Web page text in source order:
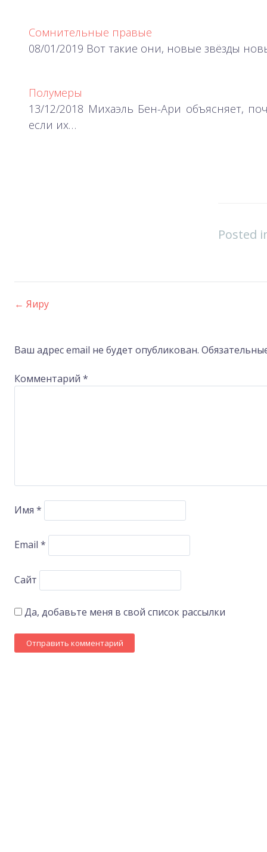
Сомнительные правые
08/01/2019 Вот такие они, новые звёзды
Полумеры
13/12/2018 Михаэль Бен-Ари объясняет,
если их…
Posted
Post
navigation
← Яиру
Ваш адрес email не будет опубликован.
Комментарий *
Имя *
Email *
Сайт
Да, добавьте меня в свой список рассылки